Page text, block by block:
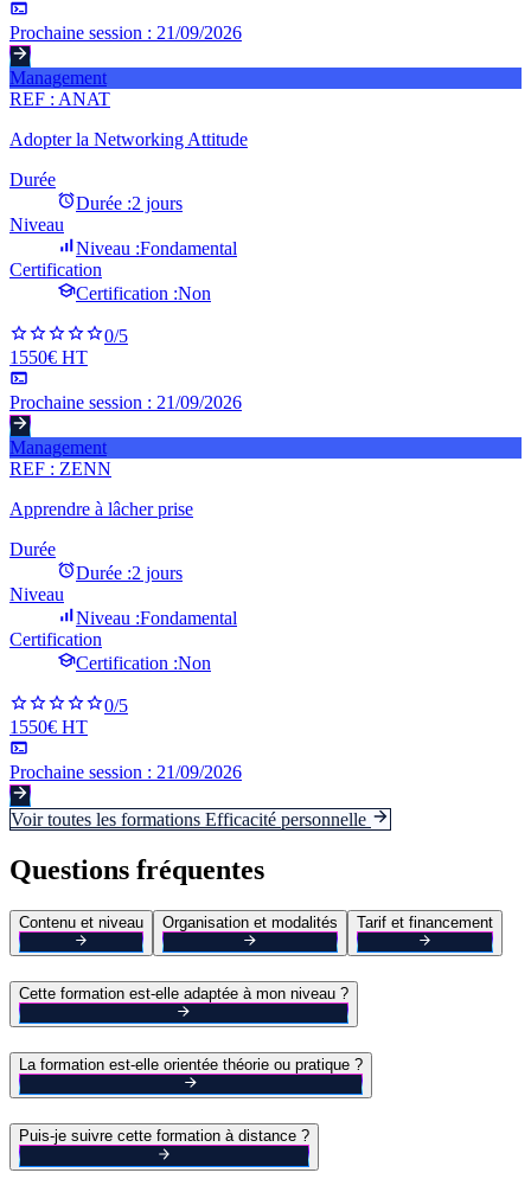
Prochaine session : 21/09/2026
Management
REF : ANAT
Adopter la Networking Attitude
Durée
Durée :2 jours
Niveau
Niveau :Fondamental
Certification
Certification :Non
0/5
1550€ HT
Prochaine session : 21/09/2026
Management
REF : ZENN
Apprendre à lâcher prise
Durée
Durée :2 jours
Niveau
Niveau :Fondamental
Certification
Certification :Non
0/5
1550€ HT
Prochaine session : 21/09/2026
Voir toutes les formations Efficacité personnelle
Questions fréquentes
Contenu et niveau Organisation et modalités Tarif et financement
Cette formation est-elle adaptée à mon niveau ?
La formation est-elle orientée théorie ou pratique ?
Puis-je suivre cette formation à distance ?